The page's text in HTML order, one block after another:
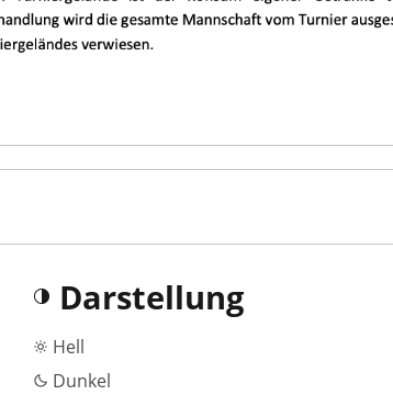
Darstellung
Hell
Dunkel